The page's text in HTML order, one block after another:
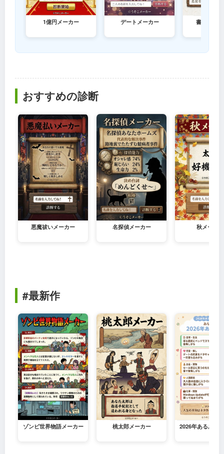
1億円メーカー デートメーカー 書き初め
おすすめの診断
悪魔祓いメーカー 名探偵メーカー 秋メーカー
#最新作
ゾンビ世界物語メーカー 桃太郎メーカー 2026年あるある